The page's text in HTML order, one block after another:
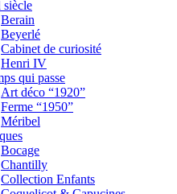
siècle
Berain
Beyerlé
Cabinet de curiosité
Henri IV
qui passe
Art déco “1920”
Ferme “1950”
Méribel
Bocage
Chantilly
Collection Enfants